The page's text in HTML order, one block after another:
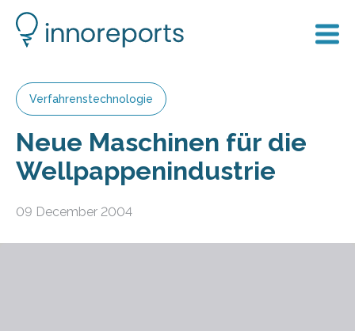
Verfahrenstechnologie
Neue Maschinen für die
Wellpappenindustrie
09 December 2004